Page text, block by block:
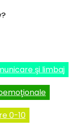
şi limbaj
0-10